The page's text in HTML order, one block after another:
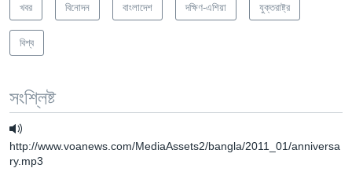
খবর বিনোদন বাংলাদেশ দক্ষিণ-এশিয়া যুক্তরাষ্ট্র
বিশ্ব
সংশ্লিষ্ট
http://www.voanews.com/MediaAssets2/bangla/2011_01/anniversa
ry.mp3